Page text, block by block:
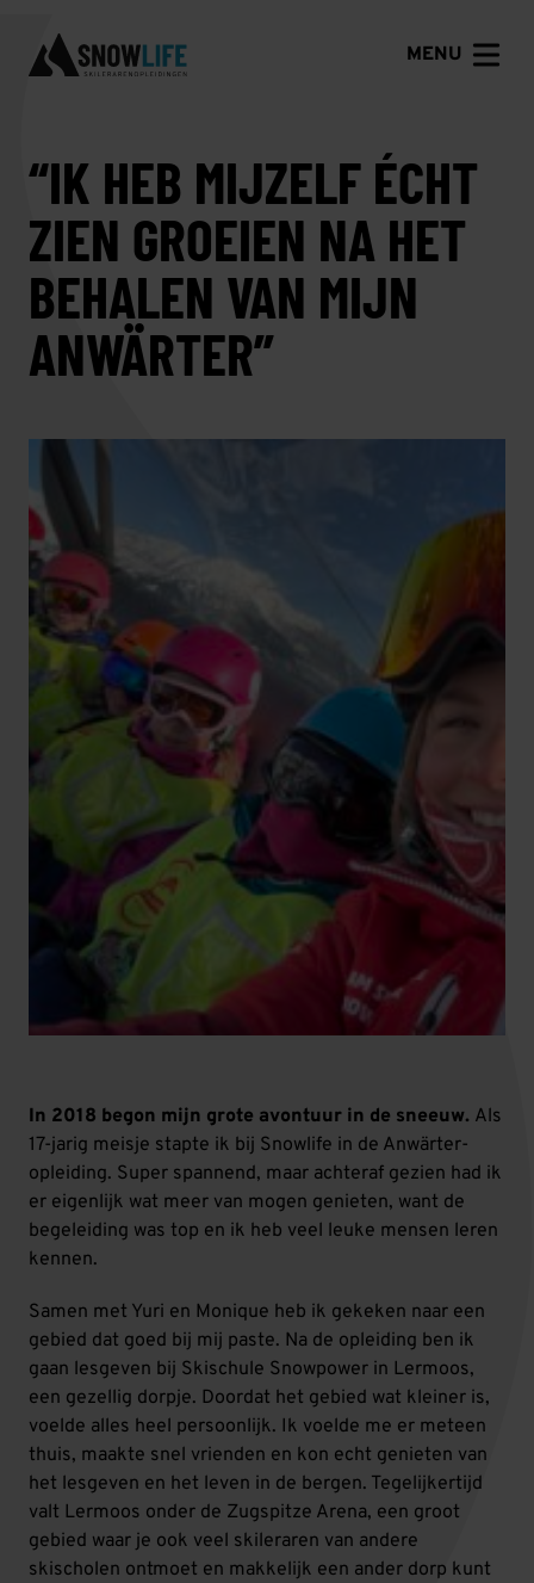
MENU
“IK HEB MIJZELF ÉCHT
ZIEN GROEIEN NA HET
BEHALEN VAN MIJN
ANWÄRTER”
In 2018 begon mijn grote avontuur in de sneeuw. Als
17-jarig meisje stapte ik bij Snowlife in de Anwärter-
opleiding. Super spannend, maar achteraf gezien had ik
er eigenlijk wat meer van mogen genieten, want de
begeleiding was top en ik heb veel leuke mensen leren
kennen.
Samen met Yuri en Monique heb ik gekeken naar een
gebied dat goed bij mij paste. Na de opleiding ben ik
gaan lesgeven bij Skischule Snowpower in Lermoos,
een gezellig dorpje. Doordat het gebied wat kleiner is,
voelde alles heel persoonlijk. Ik voelde me er meteen
thuis, maakte snel vrienden en kon echt genieten van
het lesgeven en het leven in de bergen. Tegelijkertijd
valt Lermoos onder de Zugspitze Arena, een groot
gebied waar je ook veel skileraren van andere
skischolen ontmoet en makkelijk een ander dorp kunt